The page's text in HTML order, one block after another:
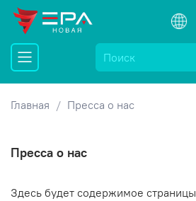
Главная Пресса о нас
Пресса о нас
Здесь будет содержимое страницы